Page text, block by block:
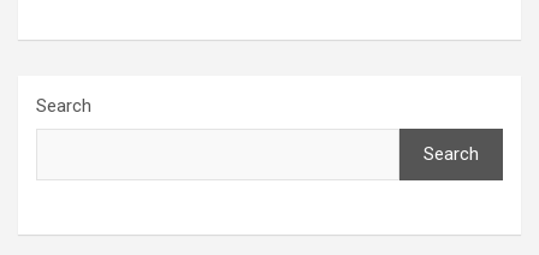
Search
Search